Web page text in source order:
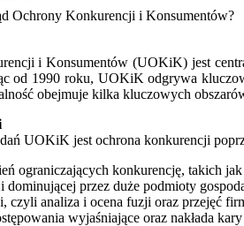
Ochrony Konkurencji i Konsumentów?
i Konsumentów (UOKiK) jest
od 1990 roku, UOKiK odgrywa
obejmuje kilka kluczowych
UOKiK jest ochrona konkurencji
ograniczających konkurencję, takich
przez duże podmioty
czyli analiza i ocena fuzji oraz przejęć
wyjaśniające oraz nakłada